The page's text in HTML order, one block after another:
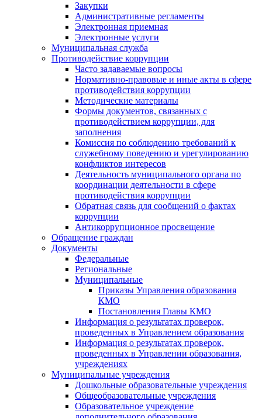
Закупки
Административные регламенты
Электронная приемная
Электронные услуги
Муниципальная служба
Противодействие коррупции
Часто задаваемые вопросы
Нормативно-правовые и иные акты в сфере
противодействия коррупции
Методические материалы
Формы документов, связанных с
противодействием коррупции, для
заполнения
Комиссия по соблюдению требований к
служебному поведению и урегулированию
конфликтов интересов
Деятельность муниципального органа по
координации деятельности в сфере
противодействия коррупции
Обратная связь для сообщений о фактах
коррупции
Антикоррупционное просвещение
Обращение граждан
Документы
Федеральные
Региональные
Муниципальные
Приказы Управления образования
КМО
Постановления Главы КМО
Информация о результатах проверок,
проведенных в Управлением образования
Информация о результатах проверок,
проведенных в Управлении образования,
учреждениях
Муниципальные учреждения
Дошкольные образовательные учреждения
Общеобразовательные учреждения
Образовательное учреждение